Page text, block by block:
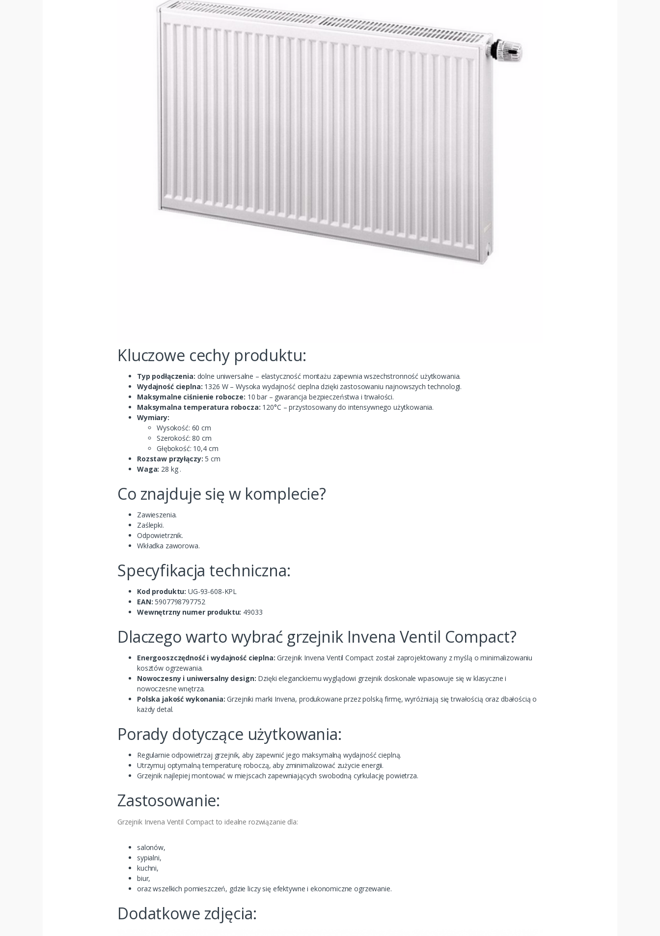
Kluczowe cechy produktu:
Typ podłączenia: dolne uniwersalne – elastyczność montażu zapewnia wszechstronność użytkowania.
Wydajność cieplna: 1326 W – Wysoka wydajność cieplna dzięki zastosowaniu najnowszych technologi.
Maksymalne ciśnienie robocze: 10 bar – gwarancja bezpieczeństwa i trwałości.
Maksymalna temperatura robocza: 120°C – przystosowany do intensywnego użytkowania.
Wymiary:
Wysokość: 60 cm
Szerokość: 80 cm
Głębokość: 10,4 cm
Rozstaw przyłączy: 5 cm
Waga: 28 kg .
Co znajduje się w komplecie?
Zawieszenia.
Zaślepki.
Odpowietrznik.
Wkładka zaworowa.
Specyfikacja techniczna:
Kod produktu: UG-93-608-KPL
EAN: 5907798797752
Wewnętrzny numer produktu: 49033
Dlaczego warto wybrać grzejnik Invena Ventil Compact?
Energooszczędność i wydajność cieplna: Grzejnik Invena Ventil Compact został zaprojektowany z myślą o minimalizowaniu
kosztów ogrzewania.
Nowoczesny i uniwersalny design: Dzięki eleganckiemu wyglądowi grzejnik doskonale wpasowuje się w klasyczne i
nowoczesne wnętrza.
Polska jakość wykonania: Grzejniki marki Invena, produkowane przez polską firmę, wyróżniają się trwałością oraz dbałością o
każdy detal.
Porady dotyczące użytkowania:
Regularnie odpowietrzaj grzejnik, aby zapewnić jego maksymalną wydajność cieplną.
Utrzymuj optymalną temperaturę roboczą, aby zminimalizować zużycie energii.
Grzejnik najlepiej montować w miejscach zapewniających swobodną cyrkulację powietrza.
Zastosowanie:
Grzejnik Invena Ventil Compact to idealne rozwiązanie dla:
salonów,
sypialni,
kuchni,
biur,
oraz wszelkich pomieszczeń, gdzie liczy się efektywne i ekonomiczne ogrzewanie.
Dodatkowe zdjęcia: